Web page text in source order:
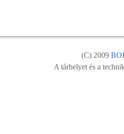
(C) 2009
A tárhelyet és a